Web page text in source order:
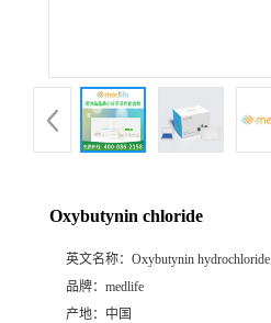
Oxybutynin chloride
英文名称： Oxybutynin hydrochloride
品牌： medlife
产地： 中国